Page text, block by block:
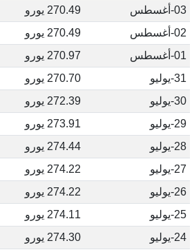
03-أغسطس
270.49 يورو
02-أغسطس
270.49 يورو
01-أغسطس
270.97 يورو
31-يوليو
270.70 يورو
30-يوليو
272.39 يورو
29-يوليو
273.91 يورو
28-يوليو
274.44 يورو
27-يوليو
274.22 يورو
26-يوليو
274.22 يورو
25-يوليو
274.11 يورو
24-يوليو
274.30 يورو